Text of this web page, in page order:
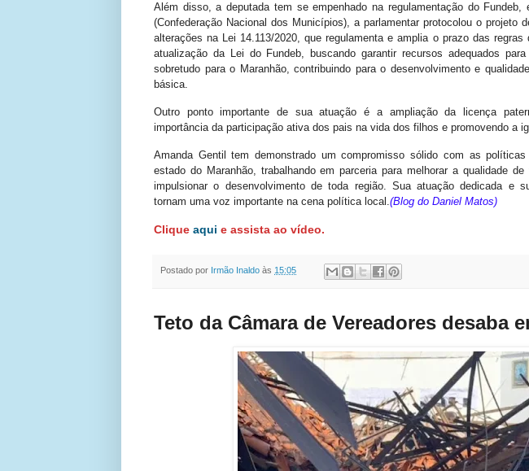
Além disso, a deputada tem se empenhado na regulamentação do Fundeb,
(Confederação Nacional dos Municípios), a parlamentar protocolou o projeto
alterações na Lei 14.113/2020, que regulamenta e amplia o prazo das
atualização da Lei do Fundeb, buscando garantir recursos adequados
sobretudo para o Maranhão, contribuindo para o desenvolvimento e
básica.
Outro ponto importante de sua atuação é a ampliação da licença
importância da participação ativa dos pais na vida dos filhos e promovendo a
Amanda Gentil tem demonstrado um compromisso sólido com as
estado do Maranhão, trabalhando em parceria para melhorar a qualidade
impulsionar o desenvolvimento de toda região. Sua atuação dedicada e
tornam uma voz importante na cena política local.(Blog do Daniel Matos)
Clique aqui e assista ao vídeo.
Postado por Irmão Inaldo às 15:05
Teto da Câmara de Vereadores desaba